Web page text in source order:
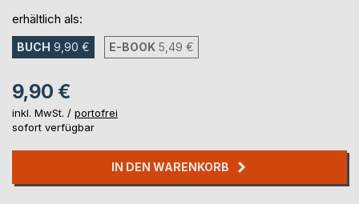
erhältlich als:
BUCH 9,90 € E-BOOK 5,49 €
9,90 €
inkl. MwSt. / portofrei
sofort verfügbar
IN DEN WARENKORB